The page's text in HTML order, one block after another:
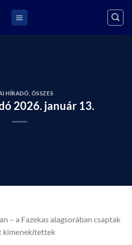
HÍRADÓ ÖSSZES
2026. január 13.
– a Fazekas alagsorában csaptak
kimenekítettek